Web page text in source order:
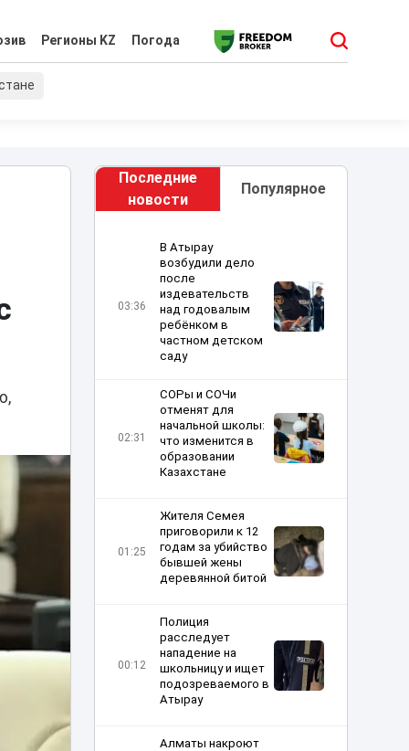
Регионы KZ Погода
Последние
новости
Популярное
03:36
В Атырау
возбудили дело
после
издевательств
над годовалым
ребёнком в
частном детском
саду
02:31
СОРы и СОЧи
отменят для
начальной школы:
что изменится в
образовании
Казахстане
01:25
Жителя Семея
приговорили к 12
годам за убийство
бывшей жены
деревянной битой
00:12
Полиция
расследует
нападение на
школьницу и ищет
подозреваемого в
Атырау
Алматы накроют